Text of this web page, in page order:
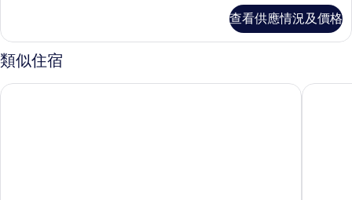
相
片
房
雙
人
房
雙
人
房
情
查看供應情況及價格
類似住宿
南大門艾納套房酒店 世運明